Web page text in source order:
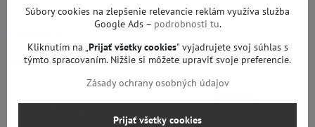
LG 42LN5200, LG 42LN5204, LG 42LN5204AEU a iné.
LC420DUE-SFR5, LC420DUE (SFXR5), LC420DUESFR2, LC420DUESFR5,
LC420DUESR5, LATWT420RKLZK a iné.
Súbory cookies na zlepšenie relevancie reklám využíva služba
Google Ads – podrobnosti tu.
Kliknutím na „ Prijať všetky cookies" vyjadrujete svoj súhlas s
týmto spracovaním. Nižšie si môžete upraviť svoje preferencie.
Zásady ochrany osobných údajov
Prijať všetky cookies